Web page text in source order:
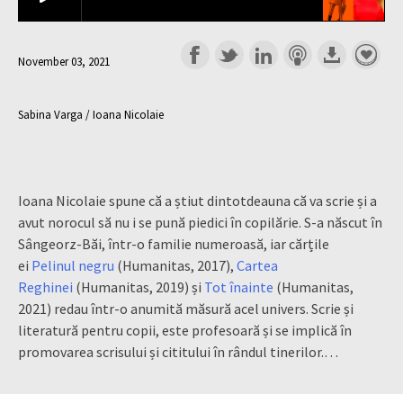
November 03, 2021
Sabina Varga / Ioana Nicolaie
Ioana Nicolaie spune că a știut dintotdeauna că va scrie și a
avut norocul să nu i se pună piedici în copilărie. S-a născut în
Sângeorz-Băi, într-o familie numeroasă, iar cărțile
ei Pelinul negru (Humanitas, 2017), Cartea
Reghinei (Humanitas, 2019) și Tot înainte (Humanitas,
2021) redau într-o anumită măsură acel univers. Scrie și
literatură pentru copii, este profesoară și se implică în
promovarea scrisului și cititului în rândul tinerilor.…